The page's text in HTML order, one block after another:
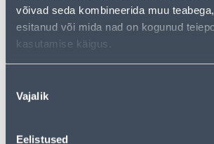
võivad seda kombineerida muu
esitanud või mida nad on kogunud
kasutamise käigus.
valik
Vajalik
Eelistused
KAMPAANIA
ANTRATSIIT
LÜLITI